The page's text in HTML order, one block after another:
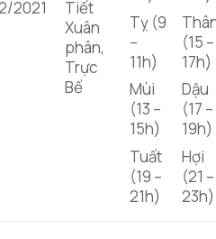
2021
Tiết
Xuân
phân,
Trực
Bế
Tỵ (9
–
11h)
Mùi
(13 –
15h)
Tuất
(19 –
21h)
(15 –
17h)
Dậu
(17 –
19h)
Hợi
(21 –
23h)